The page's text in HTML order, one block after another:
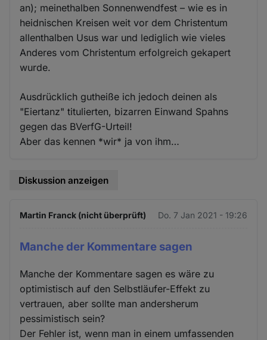
an); meinethalben Sonnenwendfest – wie es in
heidnischen Kreisen weit vor dem Christentum
allenthalben Usus war und lediglich wie vieles
Anderes vom Christentum erfolgreich gekapert
wurde.
Ausdrücklich gutheiße ich jedoch deinen als
"Eiertanz" titulierten, bizarren Einwand Spahns
gegen das BVerfG-Urteil!
Aber das kennen *wir* ja von ihm…
Diskussion anzeigen
Martin Franck (nicht überprüft) Do. 7 Jan 2021 - 19:26
Manche der Kommentare sagen
Manche der Kommentare sagen es wäre zu
optimistisch auf den Selbstläufer-Effekt zu
vertrauen, aber sollte man andersherum
pessimistisch sein?
Der Fehler ist, wenn man in einem umfassenden